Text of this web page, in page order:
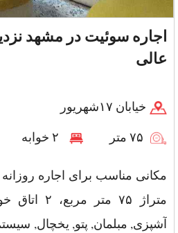
اجاره سوئیت در مشهد
عالی
خیابان ۱۷شهریور
مکانی مناسب برای اجاره
متراژ ۷۵
آشپزی, مبلمان, پتو, یخچال,